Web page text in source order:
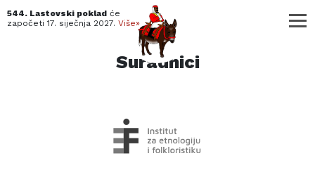
544. Lastovski poklad će
započeti17. siječnja 2027. Više»
mijau
Suradnici